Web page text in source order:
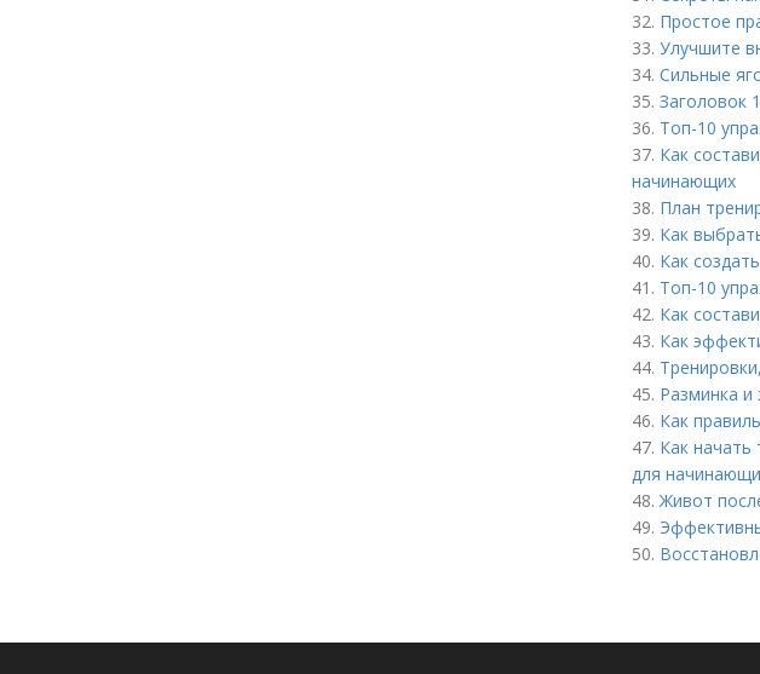
32. Простое
33. Улучшите
34. Сильные
35. Заголовок
36. Топ-10
37. Как
начинающих
38. План
39. Как
40. Как
41. Топ-10
42. Как
43. Как
44.
45. Разминка и
46. Как
47. Как начать
для
48.Живот
49.
50.